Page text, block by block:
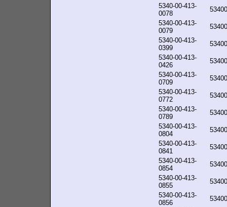
5340-00-413-
0078
5340-00-413-
0079
5340-00-413-
0399
5340-00-413-
0426
5340-00-413-
0709
5340-00-413-
0772
5340-00-413-
0789
5340-00-413-
0804
5340-00-413-
0841
5340-00-413-
0854
5340-00-413-
0855
5340-00-413-
0856